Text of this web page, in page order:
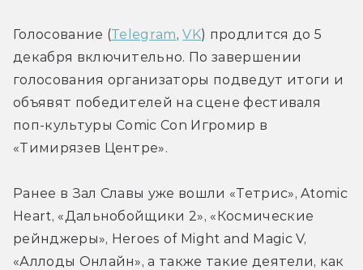
Голосование (Telegram, VK) продлится до 5
декабря включительно. По завершении
голосования организаторы подведут итоги и
объявят победителей на сцене фестиваля
поп-культуры Comic Con Игромир в
«Тимирязев Центре».
Ранее в Зал Славы уже вошли «Тетрис», Atomic
Heart, «Дальнобойщики 2», «Космические
рейнджеры», Heroes of Might and Magic V,
«Аллоды Онлайн», а также такие деятели, как